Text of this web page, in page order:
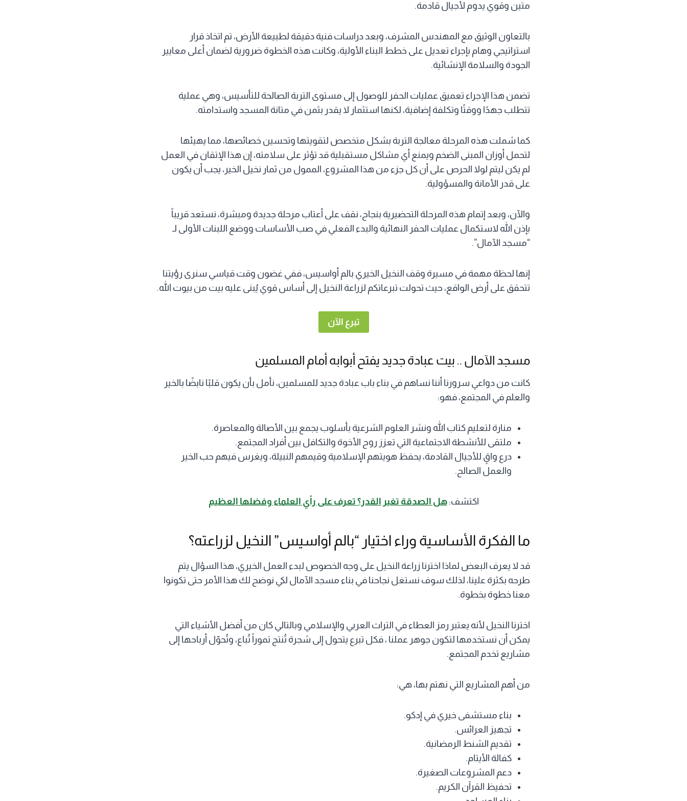
متين وقوي يدوم لأجيال قادمة.
بالتعاون الوثيق مع المهندس المشرف، وبعد دراسات فنية دقيقة لطبيعة الأرض، تم اتخاذ قرار
استراتيجي وهام بإجراء تعديل على خطط البناء الأولية، وكانت هذه الخطوة ضرورية لضمان أعلى معايير
الجودة والسلامة الإنشائية.
تضمن هذا الإجراء تعميق عمليات الحفر للوصول إلى مستوى التربة الصالحة للتأسيس، وهي عملية
تتطلب جهدًا ووقتًا وتكلفة إضافية، لكنها استثمار لا يقدر بثمن في متانة المسجد واستدامته.
كما شملت هذه المرحلة معالجة التربة بشكل متخصص لتقويتها وتحسين خصائصها، مما يهيئها
لتحمل أوزان المبنى الضخم ويمنع أي مشاكل مستقبلية قد تؤثر على سلامته، إن هذا الإتقان في العمل
لم يكن ليتم لولا الحرص على أن كل جزء من هذا المشروع، الممول من ثمار نخيل الخير، يجب أن يكون
على قدر الأمانة والمسؤولية.
والآن، وبعد إتمام هذه المرحلة التحضيرية بنجاح، نقف على أعتاب مرحلة جديدة ومبشرة، نستعد قريباً
بإذن الله لاستكمال عمليات الحفر النهائية والبدء الفعلي في صب الأساسات ووضع اللبنات الأولى لـ
“مسجد الآمال”.
إنها لحظة مهمة في مسيرة وقف النخيل الخيري بالم أواسيس، ففي غضون وقت قياسي سنرى رؤيتنا
تتحقق على أرض الواقع، حيث تحولت تبرعاتكم لزراعة النخيل إلى أساس قوي يُبنى عليه بيت من بيوت الله.
تبرع الآن
مسجد الآمال .. بيت عبادة جديد يفتح أبوابه أمام المسلمين
كانت من دواعي سرورنا أننا نساهم في بناء باب عبادة جديد للمسلمين، نأمل بأن يكون قلبًا نابضًا بالخير
والعلم في المجتمع، فهو:
منارة لتعليم كتاب الله ونشر العلوم الشرعية بأسلوب يجمع بين الأصالة والمعاصرة.
ملتقى للأنشطة الاجتماعية التي تعزز روح الأخوة والتكافل بين أفراد المجتمع.
درع واقٍ للأجيال القادمة، يحفظ هويتهم الإسلامية وقيمهم النبيلة، ويغرس فيهم حب الخير
والعمل الصالح.
اكتشف:هل الصدقة تغير القدر؟ تعرف على رأي العلماء وفضلها العظيم
ما الفكرة الأساسية وراء اختيار “بالم أواسيس” النخيل لزراعته؟
قد لا يعرف البعض لماذا اخترنا زراعة النخيل على وجه الخصوص لبدء العمل الخيري، هذا السؤال يتم
طرحه بكثرة علينا، لذلك سوف نستغل نجاحنا في بناء مسجد الآمال لكي نوضح لك هذا الأمر حتى تكونوا
معنا خطوة بخطوة.
اخترنا النخيل لأنه يعتبر رمز العطاء في التراث العربي والإسلامي وبالتالي كان من أفضل الأشياء التي
يمكن أن نستخدمها لتكون جوهر عملنا ، فكل تبرع يتحول إلى شجرة تُنتج تموراً تُباع، وتُحوّل أرباحها إلى
مشاريع تخدم المجتمع.
من أهم المشاريع التي نهتم بها، هي:
بناء مستشفى خيري في إدكو.
تجهيز العرائس.
تقديم الشنط الرمضانية.
كفالة الأيتام.
دعم المشروعات الصغيرة.
تحفيظ القرآن الكريم.